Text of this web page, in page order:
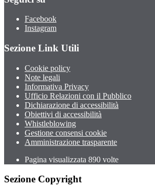
Facebook
Instagram
Sezione Link Utili
Cookie policy
Note legali
Informativa Privacy
Ufficio Relazioni con il Pubblico
Dichiarazione di accessibilità
Obiettivi di accessibilità
Whistleblowing
Gestione consensi cookie
Amministrazione trasparente
Pagina visualizzata 890 volte
Sezione Copyright